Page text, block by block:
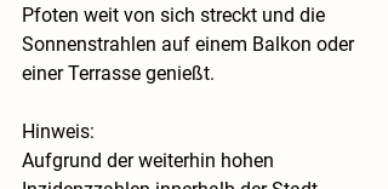
Pfoten weit von sich streckt und die
Sonnenstrahlen auf einem Balkon oder
einer Terrasse genießt.
Hinweis:
Aufgrund der weiterhin hohen